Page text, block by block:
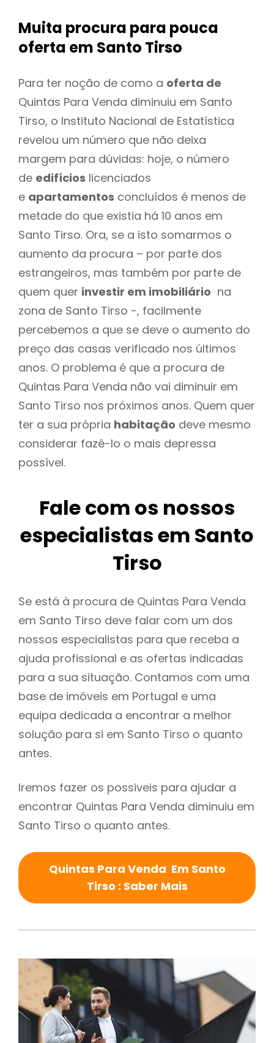
Muita procura para pouca
oferta em Santo Tirso
Para ter noção de como a oferta de
Quintas Para Venda diminuiu em Santo
Tirso, o Instituto Nacional de Estatística
revelou um número que não deixa
margem para dúvidas: hoje, o número
de edifícios licenciados
e apartamentos concluídos é menos de
metade do que existia há 10 anos em
Santo Tirso. Ora, se a isto somarmos o
aumento da procura – por parte dos
estrangeiros, mas também por parte de
quem quer investir em imobiliário na
zona de Santo Tirso -, facilmente
percebemos a que se deve o aumento do
preço das casas verificado nos últimos
anos. O problema é que a procura de
Quintas Para Venda não vai diminuir em
Santo Tirso nos próximos anos. Quem quer
ter a sua própria habitação deve mesmo
considerar fazê-lo o mais depressa
possível.
Fale com os nossos
especialistas em Santo
Tirso
Se está à procura de Quintas Para Venda
em Santo Tirso deve falar com um dos
nossos especialistas para que receba a
ajuda profissional e as ofertas indicadas
para a sua situação. Contamos com uma
base de imóveis em Portugal e uma
equipa dedicada a encontrar a melhor
solução para si em Santo Tirso o quanto
antes.
Iremos fazer os possiveis para ajudar a
encontrar Quintas Para Venda diminuiu em
Santo Tirso o quanto antes.
Quintas Para Venda Em Santo
Tirso : Saber Mais